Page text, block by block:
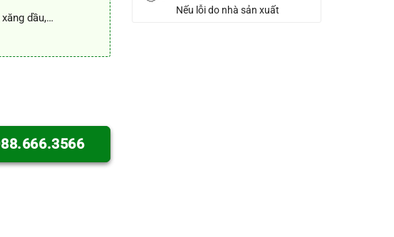
dầu,…
Nếu lỗi do nhà sản xuất